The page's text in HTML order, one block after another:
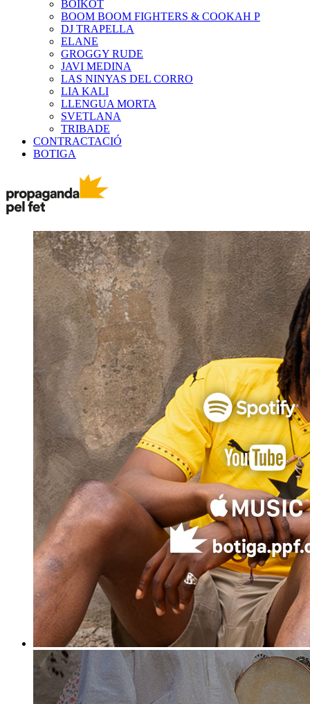
BOIKOT
BOOM BOOM FIGHTERS & COOKAH P
DJ TRAPELLA
ELANE
GROGGY RUDE
JAVI MEDINA
LAS NINYAS DEL CORRO
LIA KALI
LLENGUA MORTA
SVETLANA
TRIBADE
CONTRACTACIÓ
BOTIGA